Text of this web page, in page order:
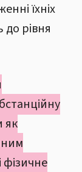
їхніх
рівня
як
фізичне